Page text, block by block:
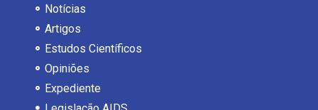
Notícias
Artigos
Estudos Científicos
Opiniões
Expediente